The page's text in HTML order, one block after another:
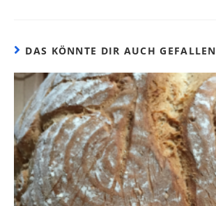
DAS KÖNNTE DIR AUCH GEFALLEN